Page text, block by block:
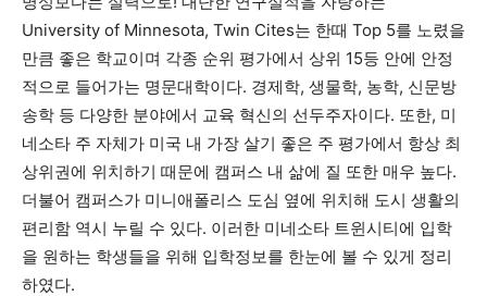
University of Minnesota, Twin Cites는 한때 Top 5를 노렸을
만큼 좋은 학교이며 각종 순위 평가에서 상위 15등 안에 안정
적으로 들어가는 명문대학이다. 경제학, 생물학, 농학, 신문방
송학 등 다양한 분야에서 교육 혁신의 선두주자이다. 또한, 미
네소타 주 자체가 미국 내 가장 살기 좋은 주 평가에서 항상 최
상위권에 위치하기 때문에 캠퍼스 내 삶에 질 또한 매우 높다.
더불어 캠퍼스가 미니애폴리스 도심 옆에 위치해 도시 생활의
편리함 역시 누릴 수 있다. 이러한 미네소타 트윈시티에 입학
을 원하는 학생들을 위해 입학정보를 한눈에 볼 수 있게 정리
하였다.